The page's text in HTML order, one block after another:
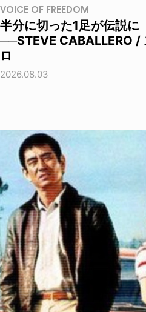
VOICE OF FREEDOM
半分に切った1足が伝説に
──STEVE CABALLERO /
ロ
2026.08.03